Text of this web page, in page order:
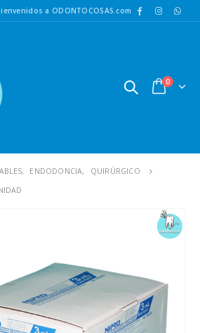
a ODONTOCOSAS.com
0
, ENDODONCIA,
QUIRÚRGICO